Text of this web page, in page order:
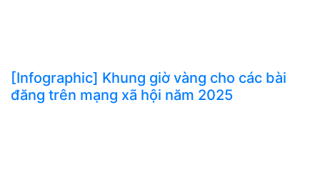
[Infographic] Khung giờ vàng cho các bài
đăng trên mạng xã hội năm 2025